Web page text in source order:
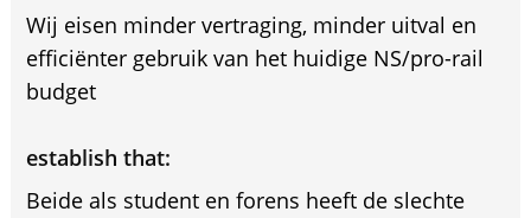
Wij eisen minder vertraging, minder uitval en
efficiënter gebruik van het huidige NS/pro-rail
budget
establish that:
Beide als student en forens heeft de slechte